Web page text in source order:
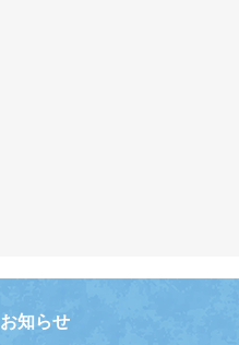
お知らせ